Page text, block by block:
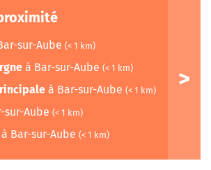
sur-Aube (< 1 km)
à Bar-sur-Aube (< 1 km)
à Bar-sur-Aube (< 1 km)
sur-Aube (< 1 km)
à Bar-sur-Aube (< 1 km)